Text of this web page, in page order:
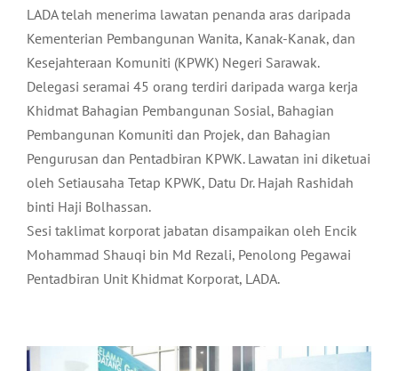
LADA telah menerima lawatan penanda aras daripada
Kementerian Pembangunan Wanita, Kanak-Kanak, dan
Kesejahteraan Komuniti (KPWK) Negeri Sarawak.
Delegasi seramai 45 orang terdiri daripada warga kerja
Khidmat Bahagian Pembangunan Sosial, Bahagian
Pembangunan Komuniti dan Projek, dan Bahagian
Pengurusan dan Pentadbiran KPWK. Lawatan ini diketuai
oleh Setiausaha Tetap KPWK, Datu Dr. Hajah Rashidah
binti Haji Bolhassan.
Sesi taklimat korporat jabatan disampaikan oleh Encik
Mohammad Shauqi bin Md Rezali, Penolong Pegawai
Pentadbiran Unit Khidmat Korporat, LADA.